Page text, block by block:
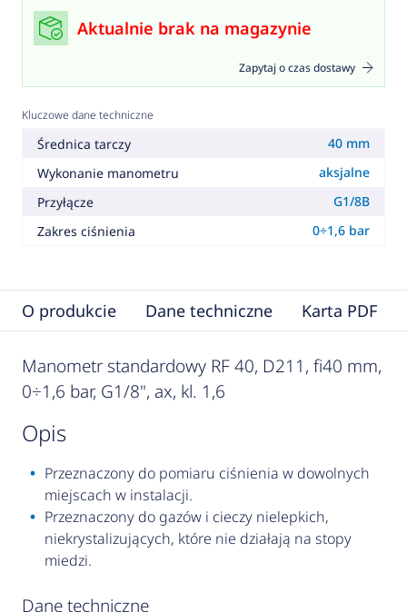
Aktualnie brak na magazynie
Zapytaj o czas dostawy
Kluczowe dane techniczne
Średnica tarczy
40 mm
Wykonanie manometru
aksjalne
Przyłącze
G1/8B
Zakres ciśnienia
0÷1,6 bar
O produkcie Dane techniczne Karta PDF
Manometr standardowy RF 40, D211, fi40 mm,
0÷1,6 bar, G1/8", ax, kl. 1,6
opis
Przeznaczony do pomiaru ciśnienia w dowolnych
miejscach w instalacji.
Przeznaczony do gazów i cieczy nielepkich,
niekrystalizujących, które nie działają na stopy
miedzi.
Dane techniczne